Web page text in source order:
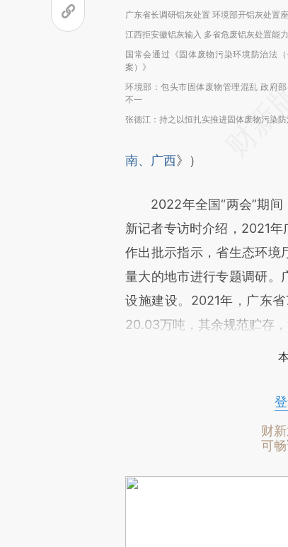
广东省长调研铝灰处置 环境部开铝灰处置
江西拒安徽铝灰输入 多省危废铝灰处置能
国常会通过《固体废物污染环境防治法
案）》
环境部：包头市固体废物管理混乱 政府
不一
张德江：持之以恒扎实推进固体废物污染
南、广西》）
2022年全国“两会”期间
新记者专访时介绍，2021
作出批示指示，省生态环境
量大的地市进行专题调研。
设施建设。2021年，广东
20.03万吨，其余规范贮存，
财
可